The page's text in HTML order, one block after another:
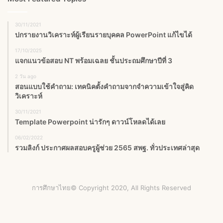
30/11/2021
ปกรายงานวิเคราะห์ผู้เรียนรายบุคคล PowerPoint แก้ไขได้
17/10/2025
แจกแนวข้อสอบ NT พร้อมเฉลย ชั้นประถมศึกษาปีที่ 3
2 วัน ago
สอนแบบใช้คำถาม: เทคนิคตั้งคำถามจากจำความเข้าใจสู่คิด
วิเคราะห์
30/11/2021
Template Powerpoint น่ารักๆ ดาวน์โหลดได้เลย
06/02/2022
รวมลิงก์ ประกาศผลสอบครูผู้ช่วย 2565 สพฐ. ทั่วประเทศล่าสุด
การศึกษาไทย© Copyright 2020, All Rights Reserved